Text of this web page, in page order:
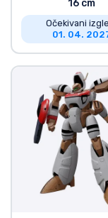
16 cm
Očekivani
01. 04.
Anime
Gamer
Sportski
Glazbeni
Vrste